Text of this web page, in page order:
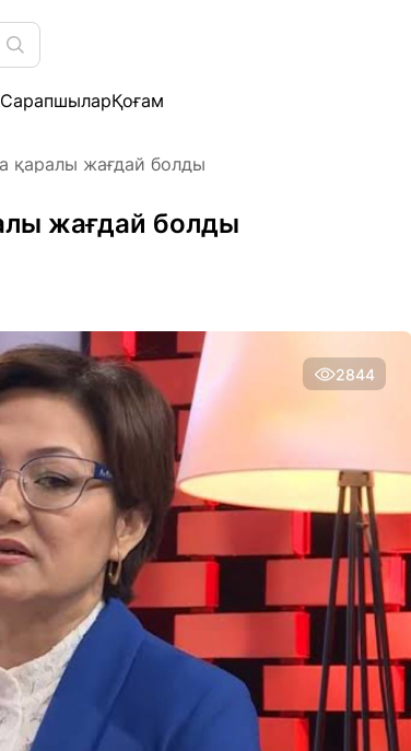
СарапшыларҚоғам
қаралы жағдай болды
жағдай болды
2844